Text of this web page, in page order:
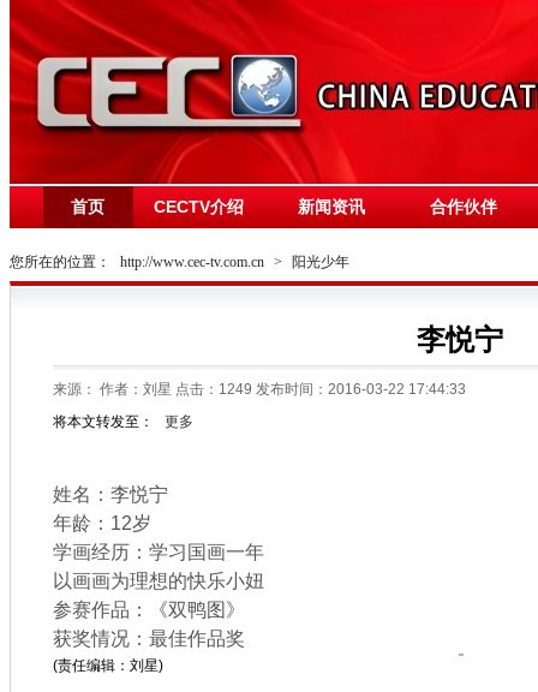
首页 CECTV介绍 新闻资讯 合作伙伴
您所在的位置： http://www.cec-tv.com.cn > 阳光少年
李悦宁
来源： 作者：刘星 点击： 1249 发布时间：2016-03-22 17:44:33
将本文转发至：
更多
姓名：李悦宁
年龄：12岁
学画经历：学习国画一年
以画画为理想的快乐小妞
参赛作品：《双鸭图》
获奖情况：最佳作品奖
(责任编辑：刘星)